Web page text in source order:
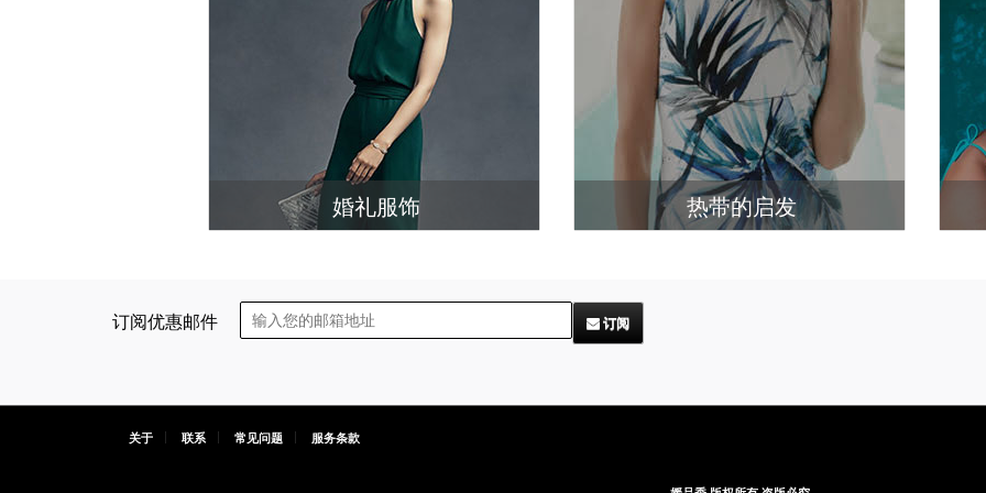
婚礼服饰 热带的启发
订阅优惠邮件 订阅
关于 联系 常见问题 服务条款